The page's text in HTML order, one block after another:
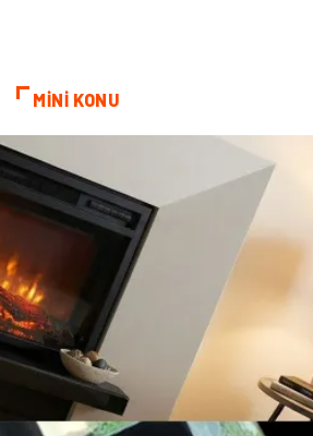
Cam sosyal
Kına Gecesi genel
Sigorta
kadınlar ve takı
Spor Malzemeleri
MİNİ KONU